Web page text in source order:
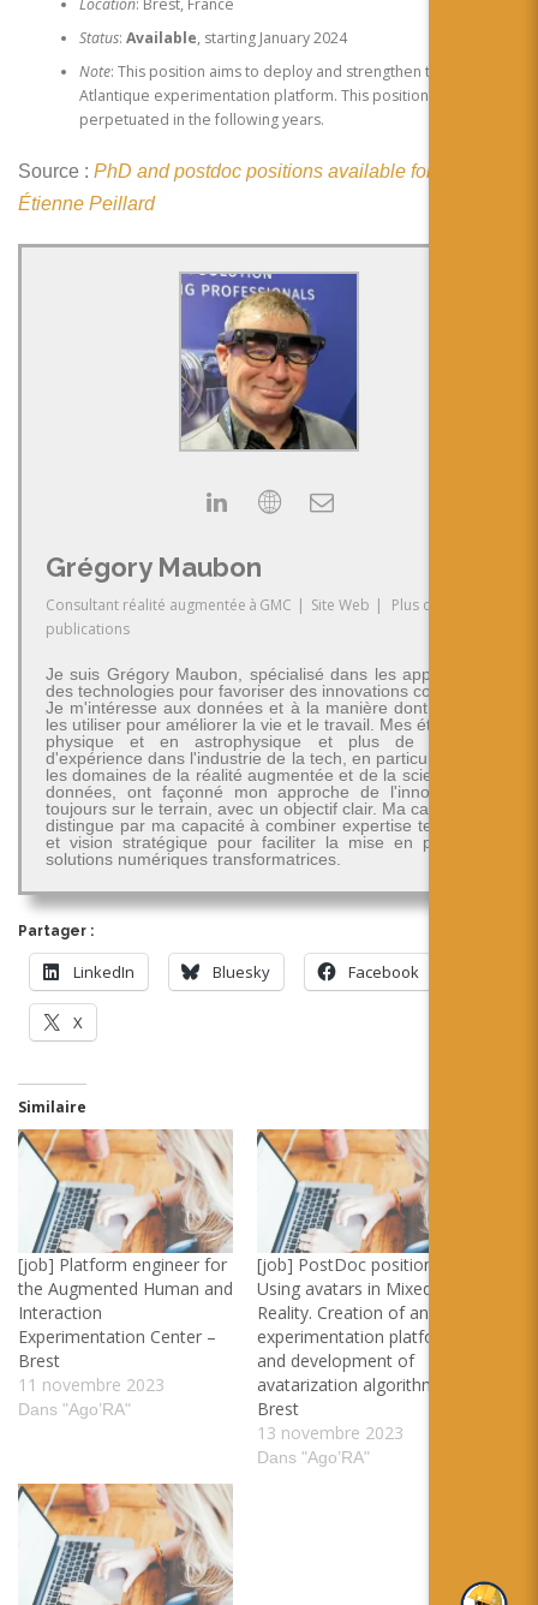
Español
Location: Brest, France
Status: Available, starting January 2024
Note: This position aims to deploy and strengthen the IMT
Atlantique experimentation platform. This position aims to be
perpetuated in the following years.
Source : PhD and postdoc positions available for 2024 |
Étienne Peillard
Grégory Maubon
Consultant réalité augmentée à GMC | Site Web |
Plus de
publications
Je suis Grégory Maubon, spécialisé dans les applications
des technologies pour favoriser des innovations concrètes.
Je m'intéresse aux données et à la manière dont on peut
les utiliser pour améliorer la vie et le travail. Mes études en
physique et en astrophysique et plus de 30 ans
d'expérience dans l'industrie de la tech, en particulier dans
les domaines de la réalité augmentée et de la science des
données, ont façonné mon approche de l'innovation -
toujours sur le terrain, avec un objectif clair. Ma carrière se
distingue par ma capacité à combiner expertise technique
et vision stratégique pour faciliter la mise en place de
solutions numériques transformatrices.
Partager :
LinkedIn Bluesky Facebook
X
Similaire
[job] Platform engineer for
the Augmented Human and
Interaction
Experimentation Center –
Brest
11 novembre 2023
Dans "Ago’RA"
[job] PostDoc position –
Using avatars in Mixed
Reality. Creation of an
experimentation platform
and development of
avatarization algorithms –
Brest
13 novembre 2023
Dans "Ago’RA"